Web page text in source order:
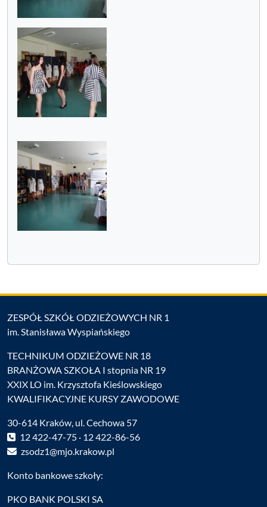
ZESPÓŁ SZKÓŁ ODZIEŻOWYCH NR 1
im. Stanisława Wyspiańskiego
TECHNIKUM ODZIEŻOWE NR 18
BRANŻOWA SZKOŁA I stopnia NR 19
XXIX LO im. Krzysztofa Kieślowskiego
KWALIFIKACYJNE KURSY ZAWODOWE
30-614 Kraków, ul. Cechowa 57
12 422-47-75 · 12 422-86-56
zsodz1@mjo.krakow.pl
Konto bankowe szkoły:
PKO BANK POLSKI SA